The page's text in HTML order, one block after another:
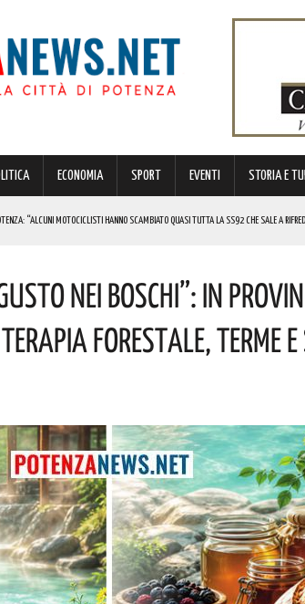
ECONOMIA SPORT EVENTI STORIA E
“ALCUNI MOTOCICLISTI HANNO SCAMBIATO QUASI TUTTA LA SS92 CHE SALE A
TARTUFO BIANCO: COSÌ L’ALSIA LANCIA UN AVVISO PUBBLICO PER VALORIZZARLO RIVOLTO A
ALLA REALIZZAZIONE A PICERNO E MELFI DI SISTEMI DI ACCUMULO DI ENERGIA ELETTRICA
E GASOLIO SPORCO, UN IMPIANTO SU CINQUE NON È IN REGOLA: “IL PROBLEMA RIGUARDA
Nei Boschi”: In
Forestale, Terme